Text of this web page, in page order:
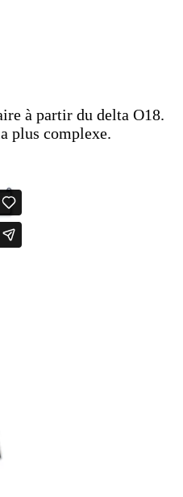
à partir du delta O18.
plus complexe.